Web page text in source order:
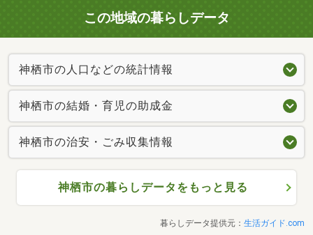
この地域の暮らしデータ
神栖市の人口などの統計情報
神栖市の結婚・育児の助成金
神栖市の治安・ごみ収集情報
神栖市の暮らしデータをもっと見る
暮らしデータ提供元： 生活ガイド.com